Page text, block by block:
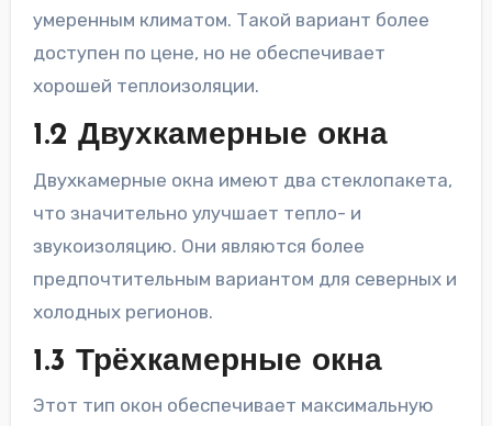
умеренным климатом. Такой вариант более
доступен по цене, но не обеспечивает
хорошей теплоизоляции.
1.2 Двухкамерные окна
Двухкамерные окна имеют два стеклопакета,
что значительно улучшает тепло- и
звукоизоляцию. Они являются более
предпочтительным вариантом для северных и
холодных регионов.
1.3 Трёхкамерные окна
Этот тип окон обеспечивает максимальную